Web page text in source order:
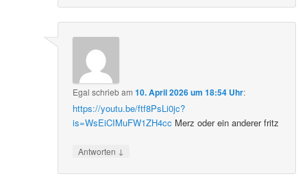
Egal schriebam10. April 2026 um 18:54 Uhr:
https://youtu.be/ftf8PsLi0jc?
is=WsEiCIMuFW1ZH4cc Merz oder ein anderer fritz
Antworten ↓